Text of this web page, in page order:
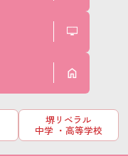
堺リベラル
中学 ・高等学校